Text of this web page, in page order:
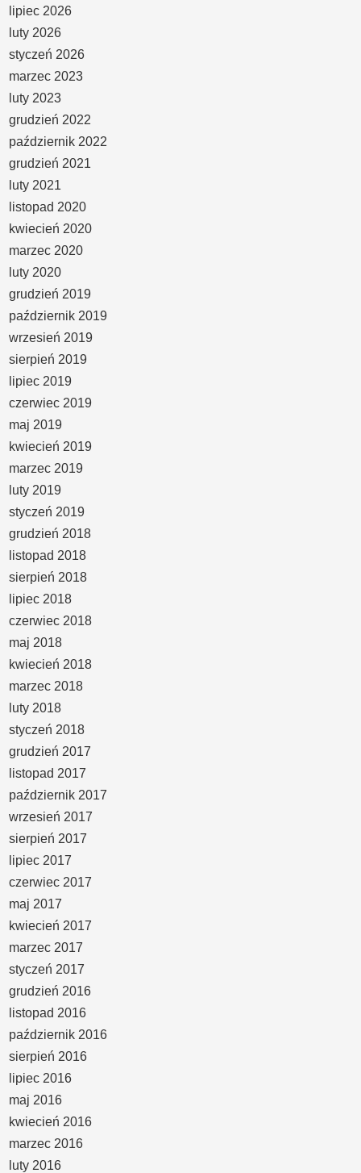
lipiec 2026
luty 2026
styczeń 2026
marzec 2023
luty 2023
grudzień 2022
październik 2022
grudzień 2021
luty 2021
listopad 2020
kwiecień 2020
marzec 2020
luty 2020
grudzień 2019
październik 2019
wrzesień 2019
sierpień 2019
lipiec 2019
czerwiec 2019
maj 2019
kwiecień 2019
marzec 2019
luty 2019
styczeń 2019
grudzień 2018
listopad 2018
sierpień 2018
lipiec 2018
czerwiec 2018
maj 2018
kwiecień 2018
marzec 2018
luty 2018
styczeń 2018
grudzień 2017
listopad 2017
październik 2017
wrzesień 2017
sierpień 2017
lipiec 2017
czerwiec 2017
maj 2017
kwiecień 2017
marzec 2017
styczeń 2017
grudzień 2016
listopad 2016
październik 2016
sierpień 2016
lipiec 2016
maj 2016
kwiecień 2016
marzec 2016
luty 2016